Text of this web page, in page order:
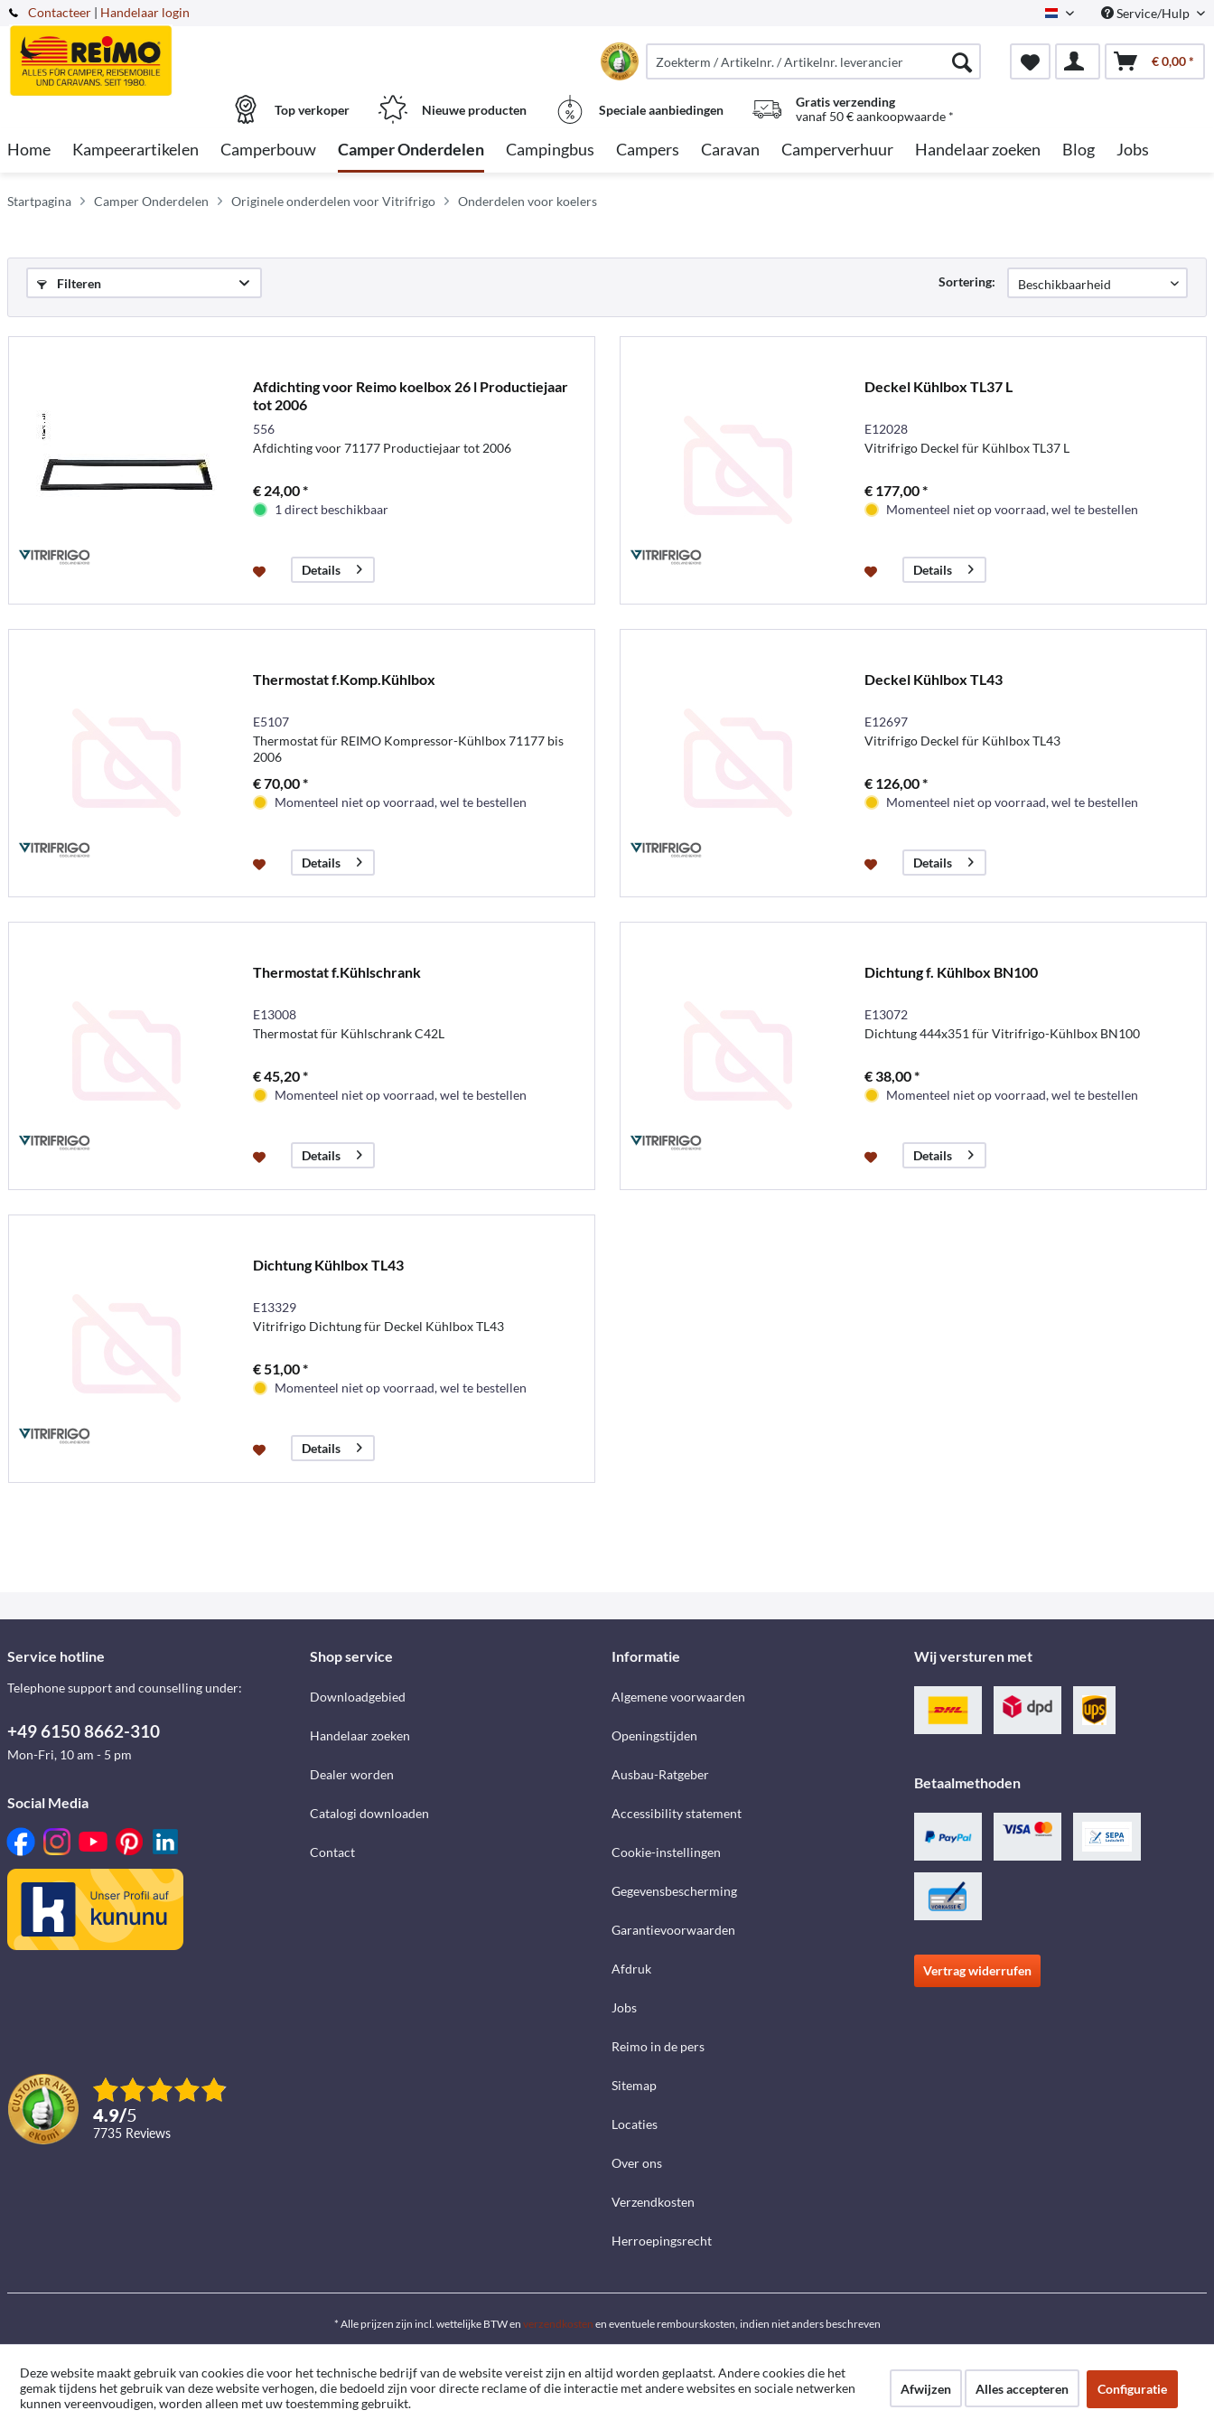
Contacteer Dutch Service/Hulp
| Handelaar login
€ 0,00 *
Top verkoper Nieuwe producten Speciale aanbiedingen
Gratis verzending
vanaf 50 € aankoopwaarde *
Home Kampeerartikelen Camperbouw Camper Onderdelen Campingbus Campers Caravan Camperverhuur Handelaar zoeken Blog Jobs
Startpagina Camper Onderdelen Originele onderdelen voor Vitrifrigo Onderdelen voor koelers
Filteren Sortering:
Afdichting voor Reimo koelbox 26 l Productiejaar
tot 2006
556
Afdichting voor 71177 Productiejaar tot 2006
€ 24,00 *
1 direct beschikbaar
Details
Deckel Kühlbox TL37 L
E12028
Vitrifrigo Deckel für Kühlbox TL37 L
€ 177,00 *
Momenteel niet op voorraad, wel te bestellen
Details
Thermostat f.Komp.Kühlbox
E5107
Thermostat für REIMO Kompressor-Kühlbox 71177 bis
2006
€ 70,00 *
Momenteel niet op voorraad, wel te bestellen
Details
Deckel Kühlbox TL43
E12697
Vitrifrigo Deckel für Kühlbox TL43
€ 126,00 *
Momenteel niet op voorraad, wel te bestellen
Details
Thermostat f.Kühlschrank
E13008
Thermostat für Kühlschrank C42L
€ 45,20 *
Momenteel niet op voorraad, wel te bestellen
Details
Dichtung f. Kühlbox BN100
E13072
Dichtung 444x351 für Vitrifrigo-Kühlbox BN100
€ 38,00 *
Momenteel niet op voorraad, wel te bestellen
Details
Dichtung Kühlbox TL43
E13329
Vitrifrigo Dichtung für Deckel Kühlbox TL43
€ 51,00 *
Momenteel niet op voorraad, wel te bestellen
Details
Service hotline
Telephone support and counselling under:
+49 6150 8662-310
Mon-Fri, 10 am - 5 pm
Social Media
4.9/5
7735 reviews
Shop service
Downloadgebied
Handelaar zoeken
Dealer worden
Catalogi downloaden
Contact
Informatie
Algemene voorwaarden
Openingstijden
Ausbau-Ratgeber
Accessibility statement
Cookie-instellingen
Gegevensbescherming
Garantievoorwaarden
Afdruk
Jobs
Reimo in de pers
Sitemap
Locaties
Over ons
Verzendkosten
Herroepingsrecht
Wij versturen met
Betaalmethoden
Vertrag widerrufen
* Alle prijzen zijn incl. wettelijke BTW en verzendkosten en eventuele rembourskosten, indien niet anders beschreven
Deze website maakt gebruik van cookies die voor het technische bedrijf van de website vereist zijn en altijd worden geplaatst. Andere cookies die het
gemak tijdens het gebruik van deze website verhogen, die bedoeld zijn voor directe reclame of die interactie met andere websites en sociale netwerken
kunnen vereenvoudigen, worden alleen met uw toestemming gebruikt.
Afwijzen Alles accepteren Configuratie